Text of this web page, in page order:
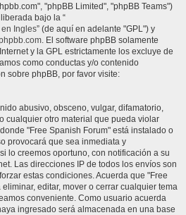
"phpBB Limited", "phpBB Teams")
bajo la “
Ingles” (de aquí en adelante "GPL") y
. El software phpBB solamente
y la GPL estrictamente los excluye de
como conductas y/o contenido
sobre phpBB, por favor visite:
abusivo, obsceno, vulgar, difamatorio,
cualquier otro material que pueda violar
"Free Spanish Forum" está instalado o
provocará que sea inmediata y
lo creemos oportuno, con notificación a su
Las direcciones IP de todos los envíos son
estas condiciones. Acuerda que "Free
editar, mover o cerrar cualquier tema
conveniente. Como usuario acuerda
ingresado será almacenada en una base